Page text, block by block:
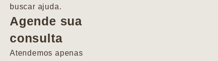
buscar ajuda.
Agende sua
consulta
Atendemos apenas